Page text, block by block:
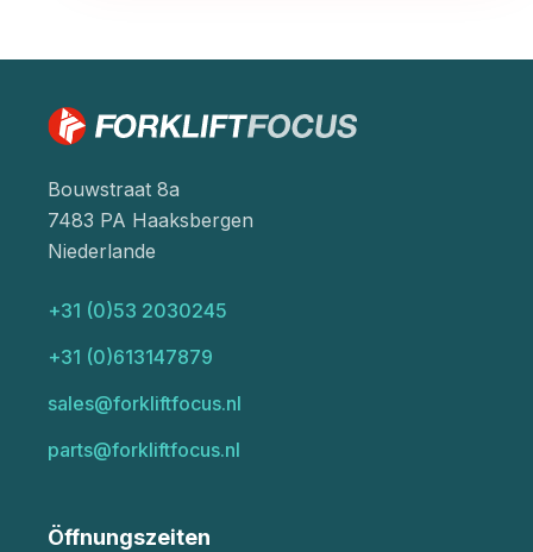
Bouwstraat 8a
7483 PA Haaksbergen
Niederlande
+31 (0)53 2030245
+31 (0)613147879
sales@forkliftfocus.nl
parts@forkliftfocus.nl
Öffnungszeiten